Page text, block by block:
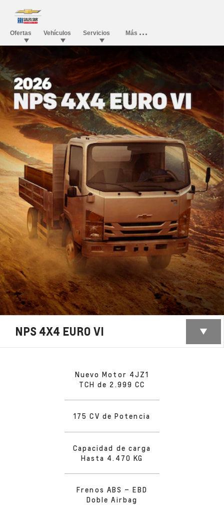
NPS 4X4 EURO VI
Nuevo Motor 4JZ1
TCH de 2.999 CC
175 CV de Potencia
Capacidad de carga
Hasta 4.470 KG
Frenos ABS – EBD
Doble Airbag